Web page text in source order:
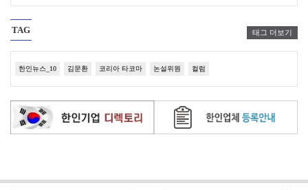
TAG 태그 더보기
한인뉴스_10 김문환 코리아 타코마 논설위원 컬럼